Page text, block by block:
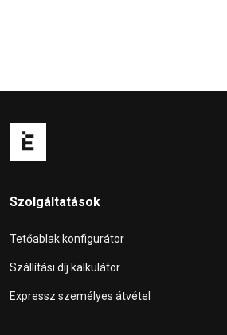
Szolgáltatások
Tetőablak konfigurátor
Szállítási díj kalkulátor
Expressz személyes átvétel